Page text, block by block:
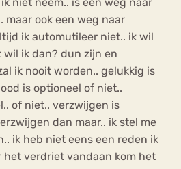
maar ook een weg naar
ik automutileer niet.. ik wil
wil ik dan? dun zijn en
ik nooit worden.. gelukkig is
is optioneel of niet..
of niet.. verzwijgen is
dan maar.. ik stel me
ik heb niet eens een reden ik
het verdriet vandaan kom het